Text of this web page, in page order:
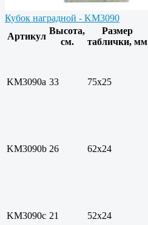
Кубок наградной - KM3090
Артикул
Высота,
см.
Размер
таблички, мм
KM3090a 33 75х25
KM3090b 26 62х24
KM3090c 21 52х24